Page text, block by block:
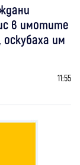
в имотите
им
11:55